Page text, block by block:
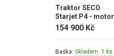
Traktor SECO
Starjet P4 - motor
Briggs & Stratton
154 900 Kč
Baška: Skladem 1 ks